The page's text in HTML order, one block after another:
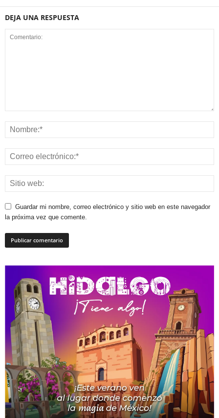
DEJA UNA RESPUESTA
Guardar mi nombre, correo electrónico y sitio web en este navegador
la próxima vez que comente.